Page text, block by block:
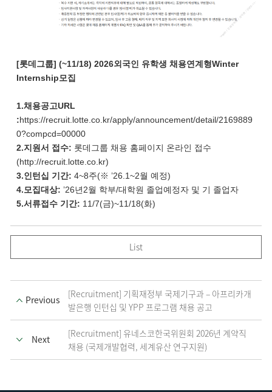
[롯데그룹] (~11/18) 2026외국인 유학생 채용연계형Winter
Internship모집
1.채용공고URL
:https://recruit.lotte.co.kr/apply/announcement/detail/2169889
0?compcd=00000
2.지원서 접수: 롯데그룹 채용 홈페이지 온라인 접수
(http://recruit.lotte.co.kr)
3.인턴십 기간: 4~8주(※ ’26.1~2월 예정)
4.모집대상: ’26년2월 학부/대학원 졸업예정자 및 기 졸업자
5.서류접수 기간: 11/7(금)~11/18(화)
List
Previous
[Recruitment] 기획재정부 국제기구과 – 아프리카개
발은행 인턴십 및 YPP 프로그램 채용 공고
Next
[Recruitment] 유네스코한국위원회 2026년 계약직
채용 (국제개발협력, 세계유산 연구지원)